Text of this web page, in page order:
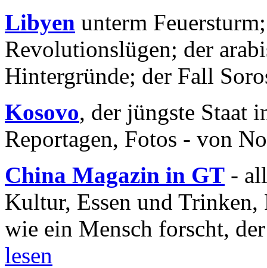
Libyen unterm
Revolutionslügen; der
Hintergründe; der Fall
Kosovo, der jüngste Staat
Reportagen, Fotos - von
China Magazin in GT -
Kultur, Essen und
wie ein Mensch forscht,
lesen